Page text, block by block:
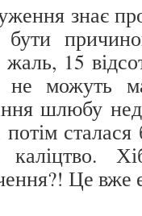
знає
15
не можуть
шлюбу
сталася
каліцтво.
Це вже